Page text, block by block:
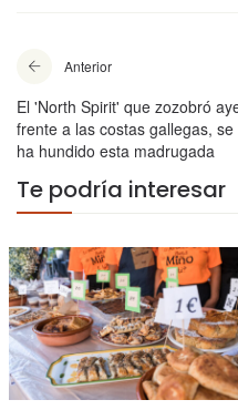
Anterior
El 'North Spirit' que zozobró
frente a las costas gallegas, se
ha hundido esta madrugada
Te podría interesar